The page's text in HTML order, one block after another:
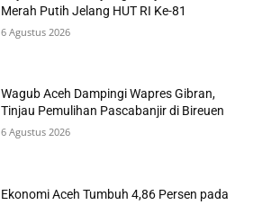
Merah Putih Jelang HUT RI Ke-81
6 Agustus 2026
Wagub Aceh Dampingi Wapres Gibran,
Tinjau Pemulihan Pascabanjir di Bireuen
6 Agustus 2026
Ekonomi Aceh Tumbuh 4,86 Persen pada